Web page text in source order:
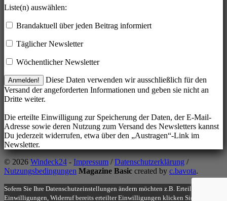
Liste(n) auswählen:
Brandaktuell über jeden Beitrag informiert
Täglicher Newsletter
Wöchentlicher Newsletter
Diese Daten verwenden wir ausschließlich für den
Versand der angeforderten Informationen und geben sie nicht an
Dritte weiter.
Die erteilte Einwilligung zur Speicherung der Daten, der E-Mail-
Adresse sowie deren Nutzung zum Versand des Newsletters kannst
Du jederzeit widerrufen, etwa über den „Austragen“-Link im
Newsletter.
© 2026 Windeck24 - Impressum /Datenschutzerklärung /
Nutzungsbedingungen Magazine Basic created by c.bavota.
Sofern Sie Ihre Datenschutzeinstellungen ändern möchten z.B. Erteilung von
Einwilligungen, Widerruf bereits erteilter Einwilligungen klicken Sie auf